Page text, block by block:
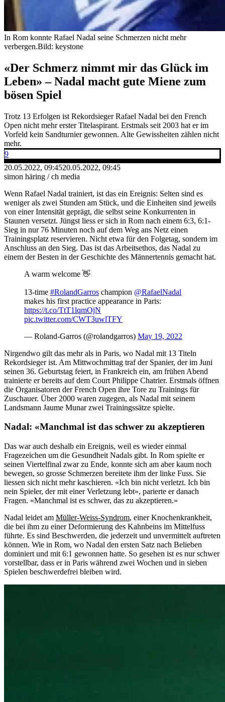
In Rom konnte Rafael Nadal seine Schmerzen nicht mehr
verbergen.Bild: keystone
«Der Schmerz nimmt mir das Glück im
Leben» – Nadal macht gute Miene zum
bösen Spiel
Trotz 13 Erfolgen ist Rekordsieger Rafael Nadal bei den French
Open nicht mehr erster Titelaspirant. Erstmals seit 2003 hat er im
Vorfeld kein Sandturnier gewonnen. Alte Gewissheiten zählen nicht
mehr.
9
20.05.2022, 09:4520.05.2022, 09:45
simon häring / ch media
Wenn Rafael Nadal trainiert, ist das ein Ereignis: Selten sind es
weniger als zwei Stunden am Stück, und die Einheiten sind jeweils
von einer Intensität geprägt, die selbst seine Konkurrenten in
Staunen versetzt. Jüngst liess er sich in Rom nach einem 6:3, 6:1-
Sieg in nur 76 Minuten noch auf dem Weg ans Netz einen
Trainingsplatz reservieren. Nicht etwa für den Folgetag, sondern im
Anschluss an den Sieg. Das ist das Arbeitsethos, das Nadal zu
einem der Besten in der Geschichte des Männertennis gemacht hat.
A warm welcome 👋
13-time #RolandGarros champion @RafaelNadal
makes his first practice appearance in Paris:
https://t.co/TtT1lqmOjN
pic.twitter.com/CWT3uwlTFY
— Roland-Garros (@rolandgarros) May 19, 2022
Nirgendwo gilt das mehr als in Paris, wo Nadal mit 13 Titeln
Rekordsieger ist. Am Mittwochmittag traf der Spanier, der im Juni
seinen 36. Geburtstag feiert, in Frankreich ein, am frühen Abend
trainierte er bereits auf dem Court Philippe Chatrier. Erstmals öffnen
die Organisatoren der French Open ihre Tore zu Trainings für
Zuschauer. Über 2000 waren zugegen, als Nadal mit seinem
Landsmann Jaume Munar zwei Trainingssätze spielte.
Nadal: «Manchmal ist das schwer zu akzeptieren
Das war auch deshalb ein Ereignis, weil es wieder einmal
Fragezeichen um die Gesundheit Nadals gibt. In Rom spielte er
seinen Viertelfinal zwar zu Ende, konnte sich am aber kaum noch
bewegen, so grosse Schmerzen bereitete ihm der linke Fuss. Sie
liessen sich nicht mehr kaschieren. «Ich bin nicht verletzt. Ich bin
nein Spieler, der mit einer Verletzung lebt», parierte er danach
Fragen. «Manchmal ist es schwer, das zu akzeptieren.»
Nadal leidet am Müller-Weiss-Syndrom, einer Knochenkrankheit,
die bei ihm zu einer Deformierung des Kahnbeins im Mittelfuss
führte. Es sind Beschwerden, die jederzeit und unvermittelt auftreten
können. Wie in Rom, wo Nadal den ersten Satz nach Belieben
dominiert und mit 6:1 gewonnen hatte. So gesehen ist es nur schwer
vorstellbar, dass er in Paris während zwei Wochen und in sieben
Spielen beschwerdefrei bleiben wird.